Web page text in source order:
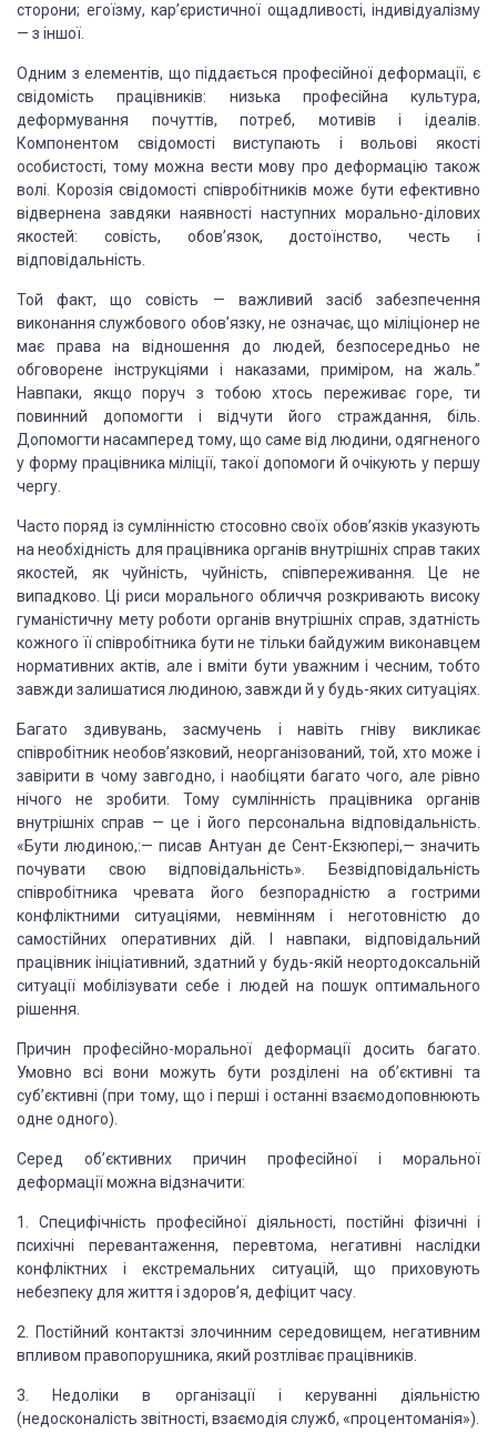
сторони; егоїзму, кар’єристичної ощадливості, індивідуалізму
— з іншої.
Одним з елементів, що піддається професійної деформації, є
свідомість працівників: низька професійна культура,
деформування почуттів, потреб, мотивів і ідеалів.
Компонентом свідомості виступають і вольові якості
особистості, тому можна вести мову про деформацію також
волі. Корозія свідомості співробітників може бути ефективно
відвернена завдяки наявності наступних морально-ділових
якостей: совість, обов’язок, достоїнство, честь і
відповідальність.
Той факт, що совість — важливий засіб забезпечення
виконання службового обов’язку, не означає, що міліціонер не
має права на відношення до людей, безпосередньо не
обговорене інструкціями і наказами, приміром, на жаль.”
Навпаки, якщо поруч з тобою хтось переживає горе, ти
повинний допомогти і відчути його страждання, біль.
Допомогти насамперед тому, що саме від людини, одягненого
у форму працівника міліції, такої допомоги й очікують у першу
чергу.
Часто поряд із сумлінністю стосовно своїх обов’язків указують
на необхідність для працівника органів внутрішніх справ таких
якостей, як чуйність, чуйність, співпереживання. Це не
випадково. Ці риси морального обличчя розкривають високу
гуманістичну мету роботи органів внутрішніх справ, здатність
кожного їїспівробітника бути не тільки байдужим виконавцем
нормативних актів, але і вміти бути уважним і чесним, тобто
завжди залишатися людиною, завжди й у будь-якихситуаціях.
Багато здивувань, засмучень і навіть гніву викликає
співробітник необов’язковий, неорганізований, той, хто може і
завірити в чому завгодно, і наобіцяти багато чого, але рівно
нічого не зробити. Тому сумлінність працівника органів
внутрішніх справ — це і його персональна відповідальність.
«Бути людиною,:— писав Антуан де Сент-Екзюпері,— значить
почувати свою відповідальність». Безвідповідальність
співробітника чревата його безпорадністю а гострими
конфліктними ситуаціями, невмінням і неготовністю до
самостійних оперативних дій. І навпаки, відповідальний
працівник ініціативний, здатний у будь-якій неортодоксальній
ситуації мобілізувати себе і людей на пошук оптимального
рішення.
Причин професійно-моральної деформації досить багато.
Умовно всі вони можуть бути розділені на об’єктивні та
суб’єктивні (при тому, що і перші і останні взаємодоповнюють
одне одного).
Серед об’єктивних причин професійної і моральної
деформації можна відзначити:
1. Специфічність професійної діяльності, постійні фізичні і
психічні перевантаження, перевтома, негативні наслідки
конфліктних і екстремальних ситуацій, що приховують
небезпеку для життя і здоров’я, дефіцит часу.
2. Постійний контактзі злочинним середовищем, негативним
впливом правопорушника, який розтліває працівників.
3. Недоліки в організації і керуванні діяльністю
(недосконалість звітності, взаємодія служб, «процентоманія»).